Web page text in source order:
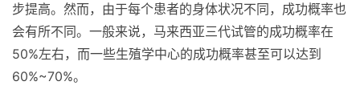
步提高。然而，由于每个患者的身体状况不同，成功概率也
会有所不同。一般来说，马来西亚三代试管的成功概率在
50%左右，而一些生殖学中心的成功概率甚至可以达到
60%~70%。